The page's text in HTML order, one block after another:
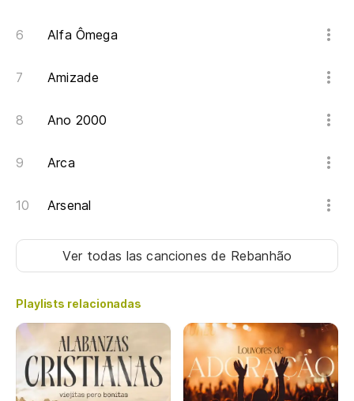
Alfa Ômega
Amizade
Ano 2000
Arca
Arsenal
Ver todas las cancionesde Rebanhão
Playlists relacionadas